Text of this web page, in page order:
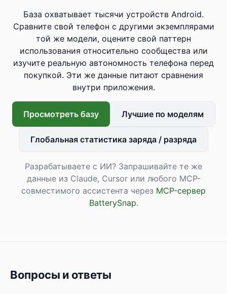
База охватывает тысячи устройств Android.
Сравните свой телефон с другими экземплярами
той же модели, оцените свой паттерн
использования относительно сообщества или
изучите реальную автономность телефона перед
покупкой. Эти же данные питают сравнения
внутри приложения.
Просмотреть базу Лучшие по моделям
Глобальная статистика заряда / разряда
Разрабатываете с ИИ? Запрашивайте те же
данные из Claude, Cursor или любого MCP-
совместимого ассистента через MCP-сервер
BatterySnap.
Вопросы и ответы